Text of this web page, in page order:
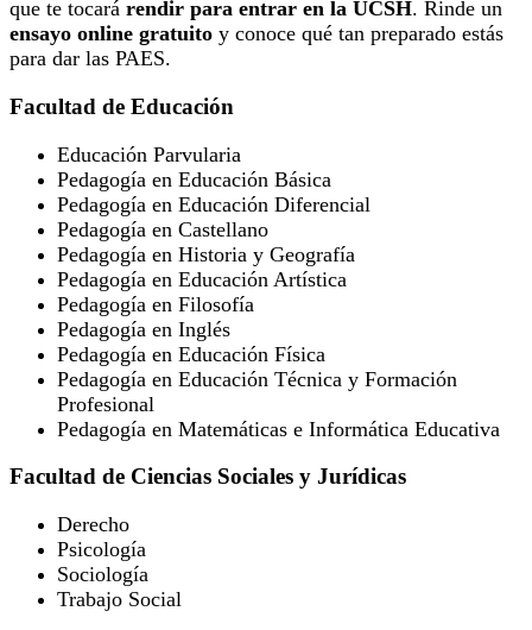
que te tocará rendir para entrar en la UCSH. Rinde un
ensayo online gratuito y conoce qué tan preparado estás
para dar las PAES.
Facultad de Educación
Educación Parvularia
Pedagogía en Educación Básica
Pedagogía en Educación Diferencial
Pedagogía en Castellano
Pedagogía en Historia y Geografía
Pedagogía en Educación Artística
Pedagogía en Filosofía
Pedagogía en Inglés
Pedagogía en Educación Física
Pedagogía en Educación Técnica y Formación
Profesional
Pedagogía en Matemáticas e Informática Educativa
Facultad de Ciencias Sociales y Jurídicas
Derecho
Psicología
Sociología
Trabajo Social